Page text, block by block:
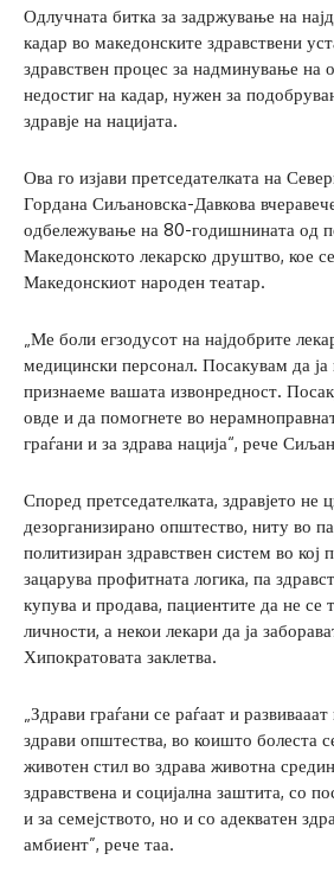
Одлучната битка за задржување на
кадар во македонските здравствени
здравствен процес за надминување на
недостиг на кадар, нужен за
здравје на нацијата.
Ова го изјави претседателката на
Гордана Сиљановска-Давкова
одбележување на 80-годишнината од
Македонското лекарско друштво, кое
Македонскиот народен театар.
„Ме боли егзодусот на најдобрите
медицински персонал. Посакувам да ја
признаеме вашата извонредност.
овде и да помогнете во
граѓани и за здрава нација“, рече
Според претседателката, здравјето не
дезорганизирано општество, ниту во
политизиран здравствен систем во кој
зацарува профитната логика, па
купува и продава, пациентите да не се
личности, а некои лекари да ја
Хипократовата заклетва.
„Здрави граѓани се раѓаат и
здрави општества, во коишто болеста
животен стил во здрава животна
здравствена и социјална заштита, со
и за семејството, но и со адекватен
амбиент”, рече таа.